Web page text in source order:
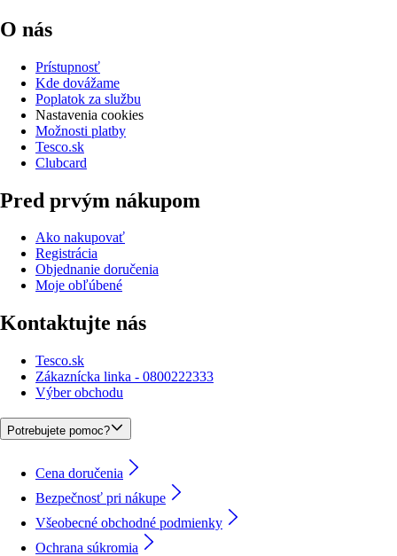
O nás
Prístupnosť
Kde dovážame
Poplatok za službu
Nastavenia cookies
Možnosti platby
Tesco.sk
Clubcard
Pred prvým nákupom
Ako nakupovať
Registrácia
Objednanie doručenia
Moje obľúbené
Kontaktujte nás
Tesco.sk
Zákaznícka linka - 0800222333
Výber obchodu
Potrebujete pomoc?
Cena doručenia
Bezpečnosť pri nákupe
Všeobecné obchodné podmienky
Ochrana súkromia